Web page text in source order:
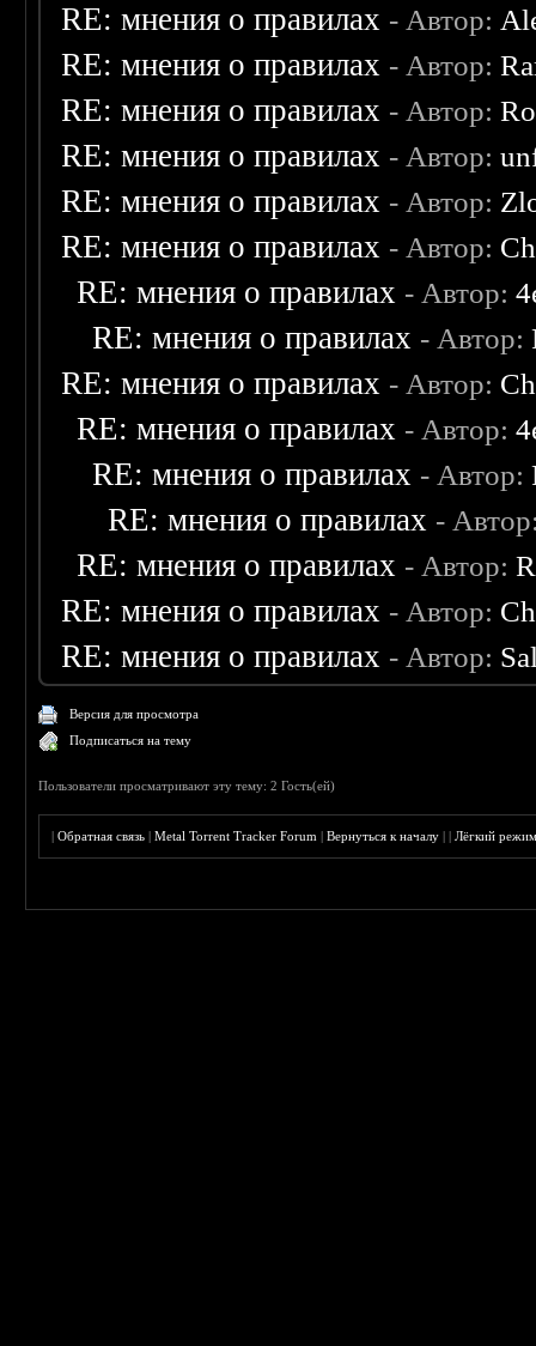
RE: мнения о правилах - Автор:
RE: мнения о правилах - Автор:
RE: мнения о правилах - Автор:
RE: мнения о правилах - Автор:
RE: мнения о правилах - Автор:
RE: мнения о правилах - Автор:
RE: мнения о правилах - Автор:
RE: мнения о правилах - Автор:
RE: мнения о правилах - Автор:
RE: мнения о правилах - Автор:
RE: мнения о правилах - Автор:
RE: мнения о правилах -
RE: мнения о правилах - Автор:
RE: мнения о правилах - Автор:
RE: мнения о правилах - Автор:
Версия для просмотра
Подписаться на тему
Пользователи просматривают эту тему: 2 Гость(ей)
|Обратная связь |Metal Torrent Tracker Forum |Вернуться к началу ||Лёгкий